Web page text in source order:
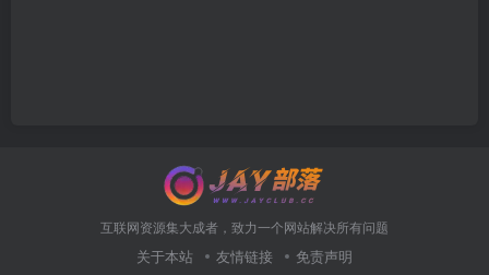
互联网资源集大成者，致力一个网站解决所有问题
关于本站 友情链接 免责声明